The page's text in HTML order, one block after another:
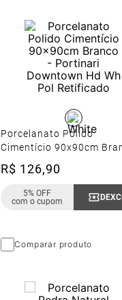
Copiar Cupom
Porcelanato Polido
Cimentício 90x90cm
Portinari Downtown Hd
Pol Retificado
R$ 126,90
5% OFF
com o cupom
Comparar produto